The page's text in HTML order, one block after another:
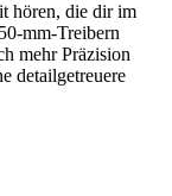
hören, die dir im
mm-Treibern
mehr Präzision
detailgetreuere